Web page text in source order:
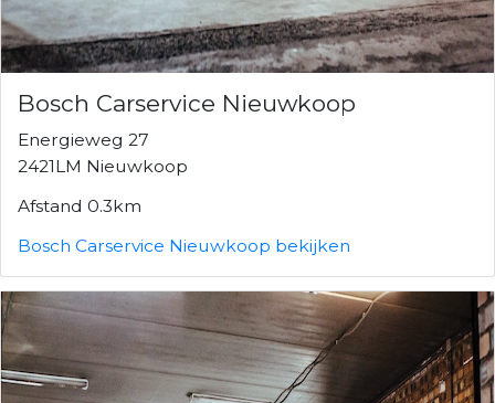
Bosch Carservice Nieuwkoop
Energieweg 27
2421LM Nieuwkoop
Afstand 0.3km
Bosch Carservice Nieuwkoop bekijken